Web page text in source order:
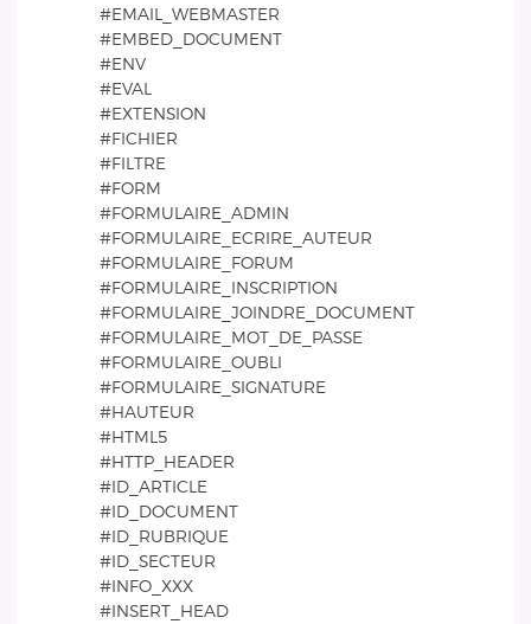
#EMAIL_WEBMASTER
#EMBED_DOCUMENT
#ENV
#EVAL
#EXTENSION
#FICHIER
#FILTRE
#FORM
#FORMULAIRE_ADMIN
#FORMULAIRE_ECRIRE_AUTEUR
#FORMULAIRE_FORUM
#FORMULAIRE_INSCRIPTION
#FORMULAIRE_JOINDRE_DOCUMENT
#FORMULAIRE_MOT_DE_PASSE
#FORMULAIRE_OUBLI
#FORMULAIRE_SIGNATURE
#HAUTEUR
#HTML5
#HTTP_HEADER
#ID_ARTICLE
#ID_DOCUMENT
#ID_RUBRIQUE
#ID_SECTEUR
#INFO_XXX
#INSERT_HEAD